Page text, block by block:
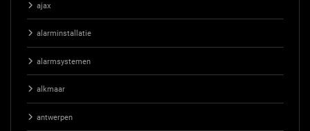
ajax
alarminstallatie
alarmsystemen
alkmaar
antwerpen